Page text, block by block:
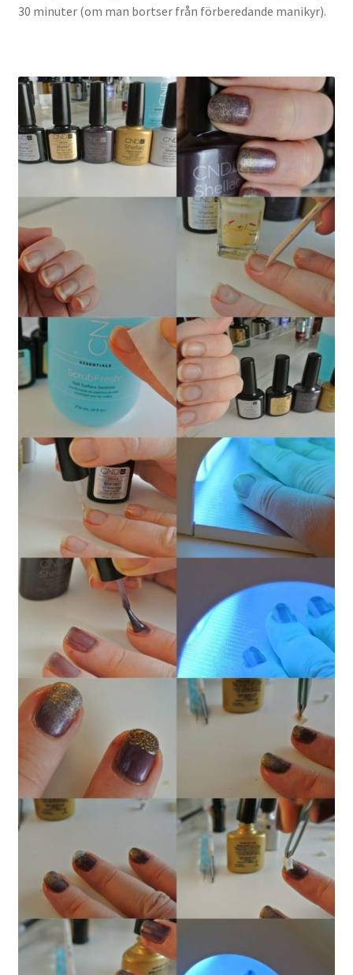
30 minuter (om man bortser från förberedande manikyr).